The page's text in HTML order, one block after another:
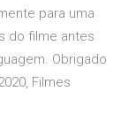
para uma
do filme antes
Obrigado
Filmes